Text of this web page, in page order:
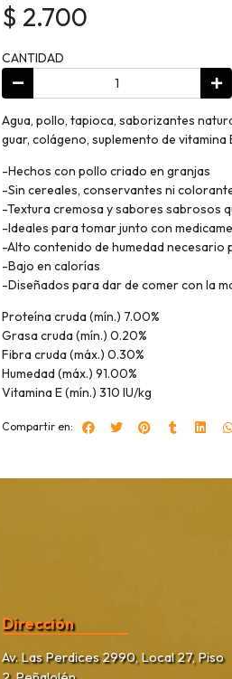
$ 2.700
CANTIDAD
Agua, pollo, tapioca, saborizantes
guar, colágeno, suplemento de
-Hechos con pollo criado en granjas
-Sin cereales, conservantes ni
-Textura cremosa y sabores sabrosos
-Ideales para tomar junto con
-Alto contenido de humedad necesario
-Bajo en calorías
-Diseñados para dar de comer con la
Proteína cruda (mín.) 7.00%
Grasa cruda (mín.) 0.20%
Fibra cruda (máx.) 0.30%
Humedad (máx.) 91.00%
Vitamina E (mín.) 310 IU/kg
Compartir en:
Dirección
Av. Las Perdices 2990, Local 27, Piso